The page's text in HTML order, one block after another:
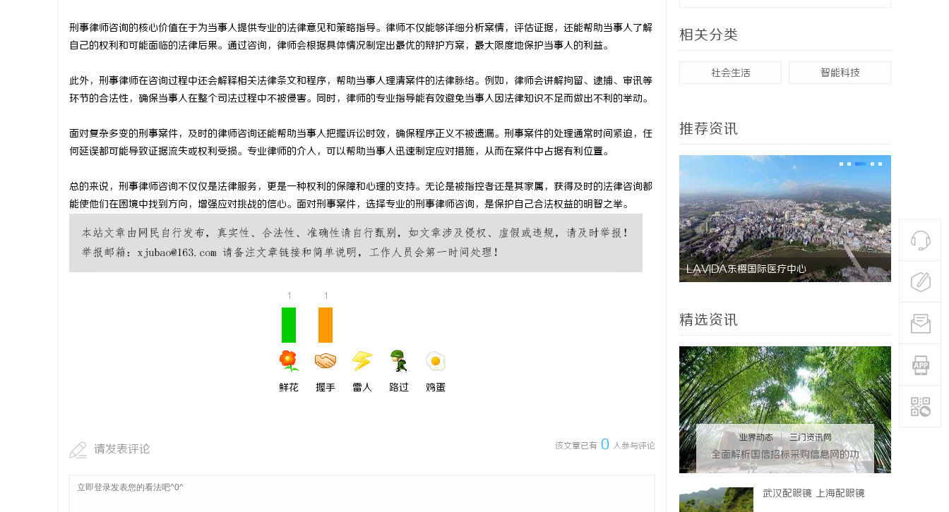
刑事律师咨询的核心价值在于为当事人提供专业的法律意见和策略指导。律师不仅能够详细分析案情，评估证据，还能帮助当事人了解
自己的权利和可能面临的法律后果。通过咨询，律师会根据具体情况制定出最优的辩护方案，最大限度地保护当事人的利益。
此外，刑事律师在咨询过程中还会解释相关法律条文和程序，帮助当事人理清案件的法律脉络。例如，律师会讲解拘留、逮捕、审讯等
环节的合法性，确保当事人在整个司法过程中不被侵害。同时，律师的专业指导能有效避免当事人因法律知识不足而做出不利的举动。
面对复杂多变的刑事案件，及时的律师咨询还能帮助当事人把握诉讼时效，确保程序正义不被遗漏。刑事案件的处理通常时间紧迫，任
何延误都可能导致证据流失或权利受损。专业律师的介入，可以帮助当事人迅速制定应对措施，从而在案件中占据有利位置。
总的来说，刑事律师咨询不仅仅是法律服务，更是一种权利的保障和心理的支持。无论是被指控者还是其家属，获得及时的法律咨询都
能使他们在困境中找到方向，增强应对挑战的信心。面对刑事案件，选择专业的刑事律师咨询，是保护自己合法权益的明智之举。
1
鲜花
1
握手 雷人 路过 鸡蛋
该文章已有 0 人参与评论
请发表评论
相关分类
社会生活 智能科技
推荐资讯
贝净 AC 国际医疗实验室，标准化研发体系
全解析
武汉配眼镜 上海配眼镜 LAVIDA乐樱国际医疗中心 防坠落水
用与应用
精选资讯
业界动态 | 三门资讯网
全面解析国信招标采购信息网的功
能与优势
武汉配眼镜 上海配眼镜